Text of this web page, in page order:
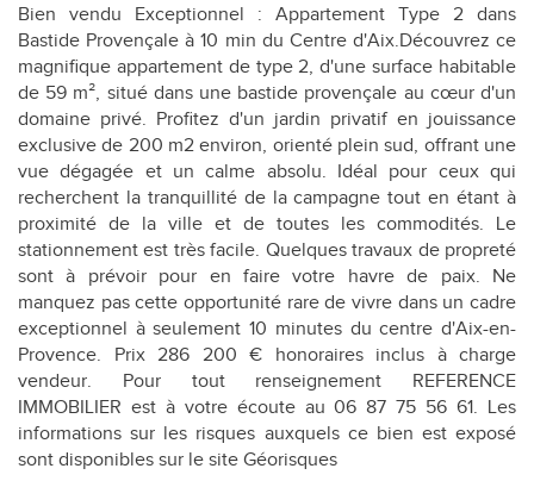
Bien vendu Exceptionnel : Appartement Type 2 dans
Bastide Provençale à 10 min du Centre d'Aix.Découvrez ce
magnifique appartement de type 2, d'une surface habitable
de 59 m², situé dans une bastide provençale au cœur d'un
domaine privé. Profitez d'un jardin privatif en jouissance
exclusive de 200 m2 environ, orienté plein sud, offrant une
vue dégagée et un calme absolu. Idéal pour ceux qui
recherchent la tranquillité de la campagne tout en étant à
proximité de la ville et de toutes les commodités. Le
stationnement est très facile. Quelques travaux de propreté
sont à prévoir pour en faire votre havre de paix. Ne
manquez pas cette opportunité rare de vivre dans un cadre
exceptionnel à seulement 10 minutes du centre d'Aix-en-
Provence. Prix 286 200 € honoraires inclus à charge
vendeur. Pour tout renseignement REFERENCE
IMMOBILIER est à votre écoute au 06 87 75 56 61. Les
informations sur les risques auxquels ce bien est exposé
sont disponibles sur le site Géorisques